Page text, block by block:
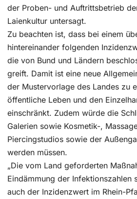
der Proben- und Auftrittsbetrieb
Laienkultur untersagt.
Zu beachten ist, dass bei einem
hintereinander folgenden
die von Bund und Ländern
greift. Damit ist eine neue
der Mustervorlage des Landes zu
öffentliche Leben und den
einschränkt. Zudem würde die
Galerien sowie Kosmetik-,
Piercingstudios sowie der
werden müssen.
„Die vom Land geforderten
Eindämmung der Infektionszahlen
auch der Inzidenzwert im Rhein-